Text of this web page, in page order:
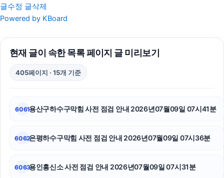
의정부형사변호사
소액결제현금화
창원이혼전문변호사
글수정 글삭제
Powered by KBoard
현재 글이 속한 목록 페이지 글 미리보기
405페이지 · 15개 기준
6061용산구하수구막힘 사전 점검 안내 2026년07월09일 07시41분
6062은평하수구막힘 사전 점검 안내 2026년07월09일 07시36분
6063용인흥신소 사전 점검 안내 2026년07월09일 07시31분